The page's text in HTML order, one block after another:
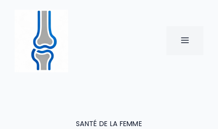
MENU
SANTÉ DE LA FEMME